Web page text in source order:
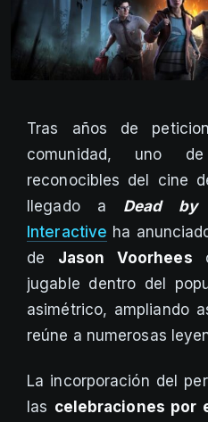
Tras años de
comunidad, uno
reconocibles del cine
llegado a Dead by
Interactive ha
de Jason Voorhees
jugable dentro del
asimétrico, ampliando
reúne a numerosas
La incorporación del
las celebraciones por